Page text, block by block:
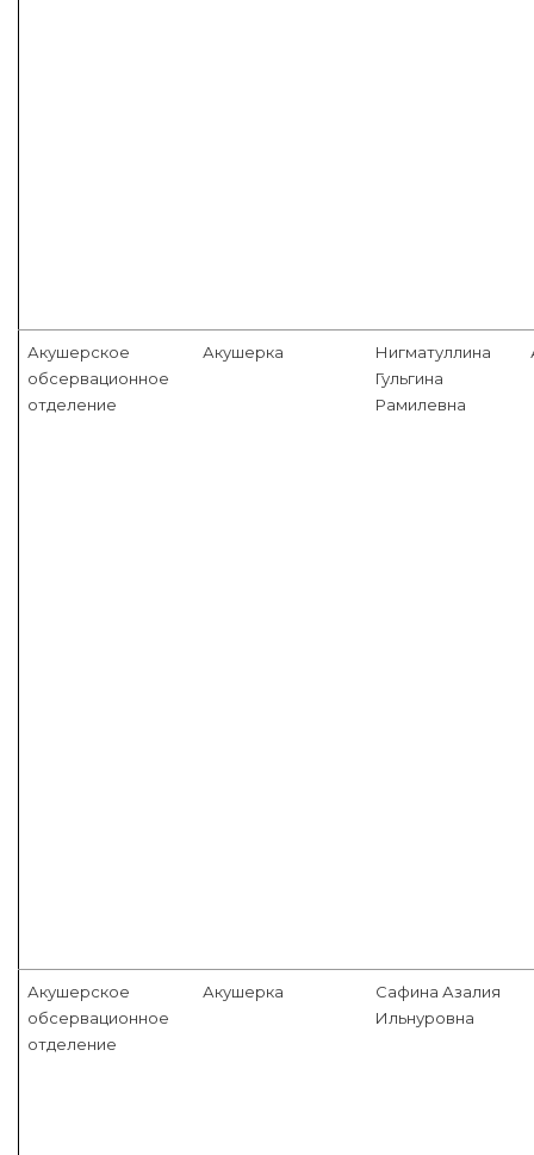
Акушерское
обсервационное
отделение
Акушерка
Нигматуллина
Гульгина
Рамилевна
Акушерское
обсервационное
отделение
Акушерка
Сафина Азалия
Ильнуровна